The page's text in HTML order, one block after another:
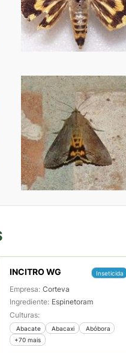
INCITRO WG Inseticida
Empresa: Corteva
Ingrediente: Espinetoram
Culturas:
Abacate Abacaxi
Abóbora
+70 mais